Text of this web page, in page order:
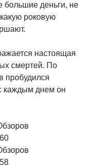
большие деньги, не
роковую
настоящая
смертей. По
пробудился
каждым днем он